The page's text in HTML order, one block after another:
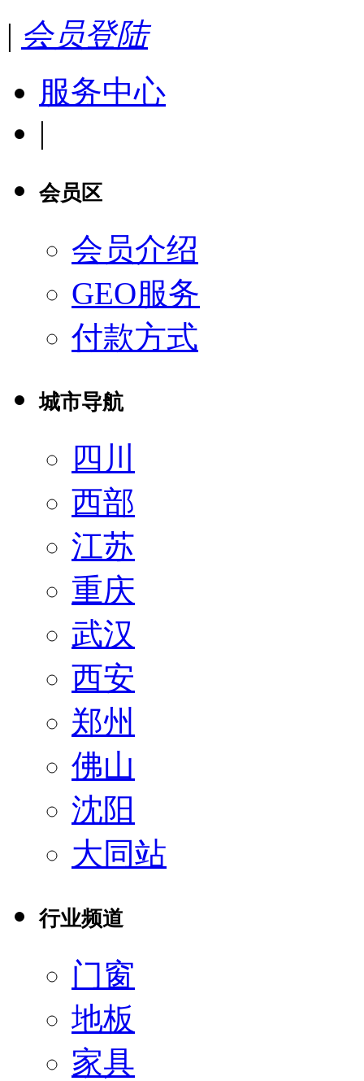
| 会员登陆
服务中心
|
会员区
会员介绍
GEO服务
付款方式
城市导航
四川
西部
江苏
重庆
武汉
西安
郑州
佛山
沈阳
大同站
行业频道
门窗
地板
家具